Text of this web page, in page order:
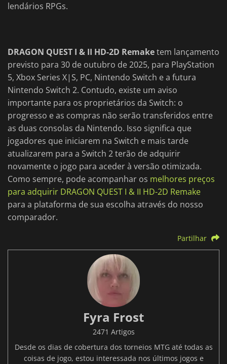
lendários RPGs.
DRAGON QUEST I & II HD-2D Remaketem lançamento
previsto para 30 de outubro de 2025, para PlayStation
5, Xbox Series X|S, PC, Nintendo Switch e a futura
Nintendo Switch 2. Contudo, existe um aviso
importante para os proprietários da Switch: o
progresso e as compras não serão transferidos entre
as duas consolas da Nintendo. Isso significa que
jogadores que iniciarem na Switch e mais tarde
atualizarem para a Switch 2 terão de adquirir
novamente o jogo para aceder à versão otimizada.
Como sempre, pode acompanhar os melhores preços
para adquirir DRAGON QUEST I & II HD-2D Remake
para a plataforma de sua escolha através do nosso
comparador.
Partilhar
Fyra Frost
2471 Artigos
Desde os dias de cobertura dos torneios MTG até todas as
coisas de jogo, estou interessada nos últimos jogos e